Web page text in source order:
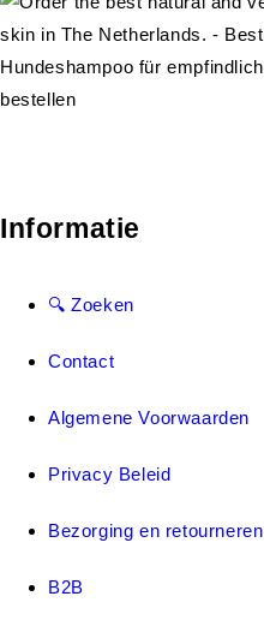
Informatie
🔍 Zoeken
Contact
Algemene Voorwaarden
Privacy Beleid
Bezorging en retourneren
B2B